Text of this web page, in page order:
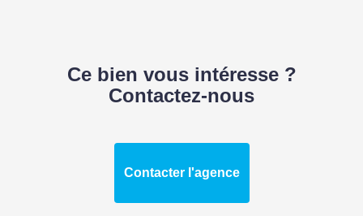
Ce bien vous intéresse ?
Contactez-nous
Contacter l'agence